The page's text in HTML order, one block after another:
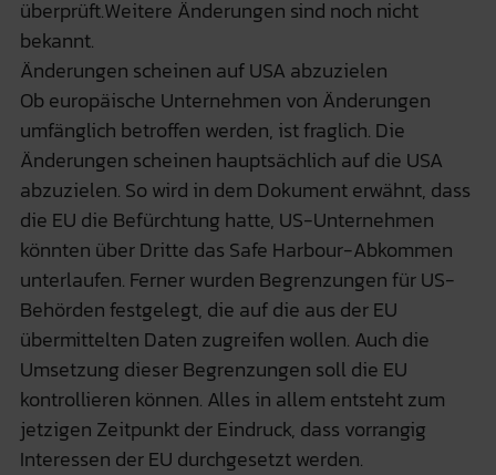
überprüft.Weitere Änderungen sind noch nicht
bekannt.
Änderungen scheinen auf USA abzuzielen
Ob europäische Unternehmen von Änderungen
umfänglich betroffen werden, ist fraglich. Die
Änderungen scheinen hauptsächlich auf die USA
abzuzielen. So wird in dem Dokument erwähnt, dass
die EU die Befürchtung hatte, US-Unternehmen
könnten über Dritte das Safe Harbour-Abkommen
unterlaufen. Ferner wurden Begrenzungen für US-
Behörden festgelegt, die auf die aus der EU
übermittelten Daten zugreifen wollen. Auch die
Umsetzung dieser Begrenzungen soll die EU
kontrollieren können. Alles in allem entsteht zum
jetzigen Zeitpunkt der Eindruck, dass vorrangig
Interessen der EU durchgesetzt werden.